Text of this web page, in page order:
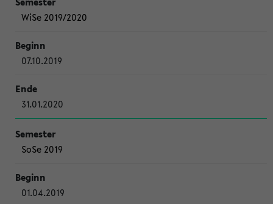
WiSe 2019/2020
07.10.2019
31.01.2020
SoSe 2019
01.04.2019